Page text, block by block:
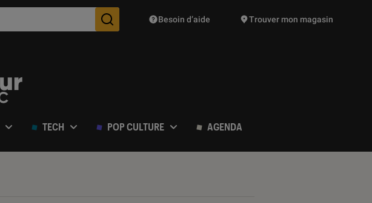
Des suggestions de produits vont vous être proposées
Besoin d’aide Trouver mon magasin
TECH POP CULTURE AGENDA